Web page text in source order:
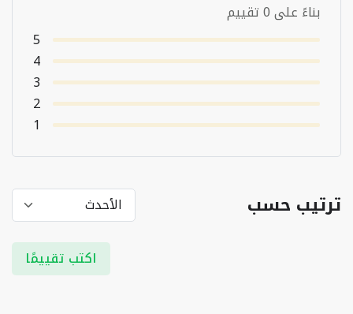
بناءً على 0 تقييم
5
4
3
2
1
ترتيب حسب
اكتب تقييمًا